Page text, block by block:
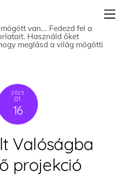
van... Fedezd fel a
Használd őket
meglásd a világ mögötti
2023
01
16
Valóságba
projekció